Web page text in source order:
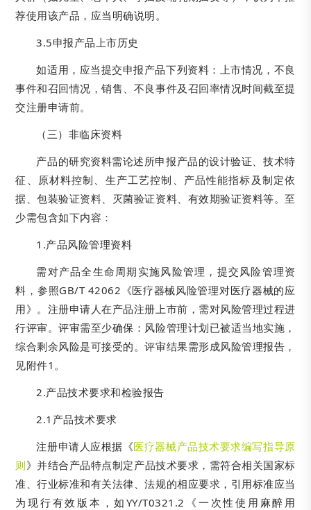
荐使用该产品，应当明确说明。
3.5申报产品上市历史
如适用，应当提交申报产品下列资料：上市情况，不良
事件和召回情况，销售、不良事件及召回率情况时间截至提
交注册申请前。
（三）非临床资料
产品的研究资料需论述所申报产品的设计验证、技术特
征、原材料控制、生产工艺控制、产品性能指标及制定依
据、包装验证资料、灭菌验证资料、有效期验证资料等。至
少需包含如下内容：
1.产品风险管理资料
需对产品全生命周期实施风险管理，提交风险管理资
料，参照GB/T 42062《医疗器械风险管理对医疗器械的应
用》。注册申请人在产品注册上市前，需对风险管理过程进
行评审。评审需至少确保：风险管理计划已被适当地实施，
综合剩余风险是可接受的。评审结果需形成风险管理报告，
见附件1。
2.产品技术要求和检验报告
2.1产品技术要求
注册申请人应根据《医疗器械产品技术要求编写指导原
则》并结合产品特点制定产品技术要求，需符合相关国家标
准、行业标准和有关法律、法规的相应要求，引用标准应当
为现行有效版本，如YY/T0321.2《一次性使用麻醉用